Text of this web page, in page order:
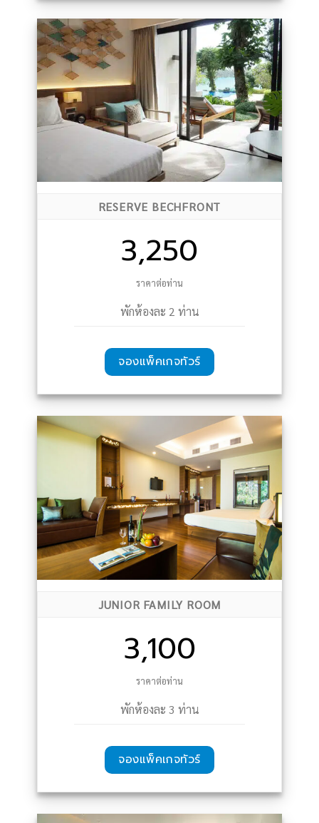
RESERVE BECHFRONT
3,250
ราคาต่อท่าน
พักห้องละ 2 ท่าน
จองแพ็คเกจทัวร์
JUNIOR FAMILY ROOM
3,100
ราคาต่อท่าน
พักห้องละ 3 ท่าน
จองแพ็คเกจทัวร์